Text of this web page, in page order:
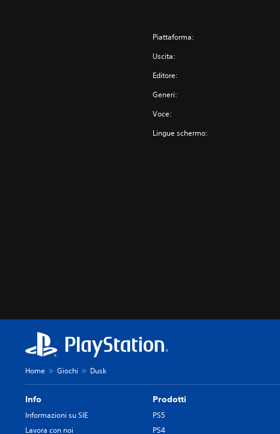
Piattaforma:
Uscita:
Editore:
Generi:
Voce:
Lingue schermo:
Home Giochi Dusk
Info
Informazioni su SIE
Lavora con noi
Prodotti
PS5
PS4